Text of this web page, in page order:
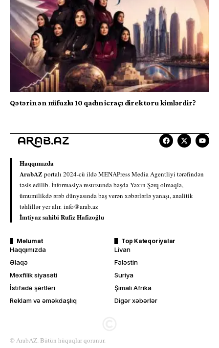
Qətərin ən nüfuzlu 10 qadın icraçı direktoru kimlərdir?
Haqqımızda
ArabAZportalı 2024-cü ildə MENAPress Media Agentliyi tərəfindən
təsis edilib. İnformasiya resursunda başda Yaxın Şərq olmaqla,
ümumilikdə ərəb dünyasında baş verən xəbərlərlə yanaşı, analitik
təhlillər yer alır. info@arab.az
İmtiyaz sahibi Rufiz Hafizoğlu
Məlumat
Haqqımızda
Əlaqə
Məxfilik siyasəti
İstifadə şərtləri
Reklam və əməkdaşlıq
Top Kateqoriyalar
Livan
Fələstin
Suriya
Şimali Afrika
Digər xəbərlər
© ArabAZ. Bütün hüquqlar qorunur.